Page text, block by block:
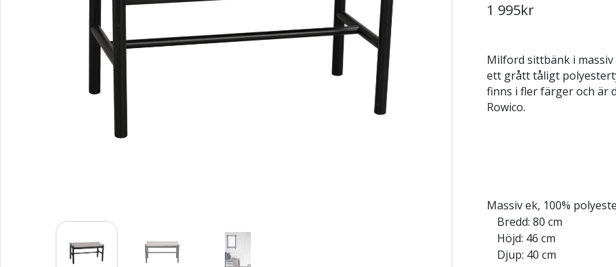
1 995kr
Milford sittbänk i
ett grått tåligt
finns i fler färger och är
Rowico.
Massiv ek, 100%
Bredd: 80 cm
Höjd: 46 cm
Djup: 40 cm